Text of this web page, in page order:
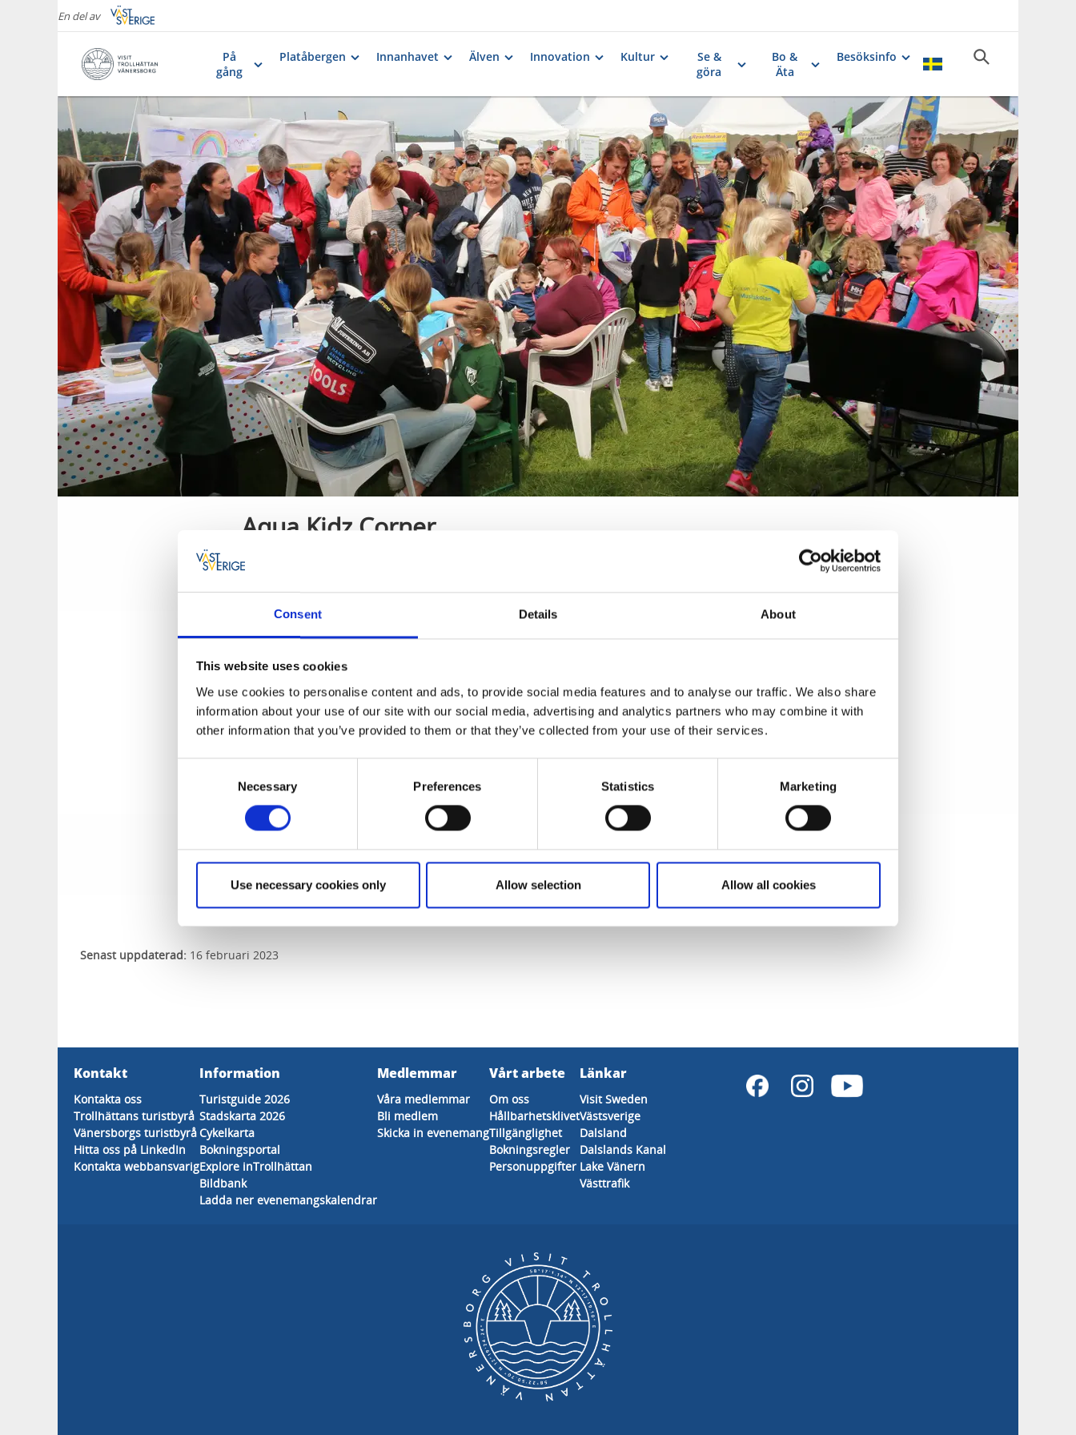
Consent Details About
This website uses cookies
We use cookies to personalise content and ads, to provide social media features and to analyse our traffic. We also share
information about your use of our site with our social media, advertising and analytics partners who may combine it with
other information that you’ve provided to them or that they’ve collected from your use of their services.
Necessary Preferences Statistics Marketing
Use necessary cookies only Allow selection Allow all cookies
En del av
På
gång
Platåbergen Innanhavet Älven Innovation Kultur
Se &
göra
Bo &
Äta
Besöksinfo
Aqua Kidz Corner
Aqua Kidz Corner - festivalens barnhörna med ansiktsmålning, pyssel, sagostunder
och musik. Rita en teckning eller önska dig vilken form du vill på en ballong - ett djur,
en blomma eller kanske en sol? Här är allt gratis!
Program för Aqua Blå 2023 kommer
Tillbaka till Aqua Blå
Senast uppdaterad: 16 februari 2023
Kontakt
Kontakta oss
Trollhättans turistbyrå
Vänersborgs turistbyrå
Hitta oss på LinkedIn
Kontakta webbansvarig
Information
Turistguide 2026
Stadskarta 2026
Cykelkarta
Bokningsportal
Explore inTrollhättan
Bildbank
Ladda ner evenemangskalendrar
Medlemmar
Våra medlemmar
Bli medlem
Skicka in evenemang
Vårt arbete
Om oss
Hållbarhetsklivet
Tillgänglighet
Bokningsregler
Personuppgifter
Länkar
Visit Sweden
Västsverige
Dalsland
Dalslands Kanal
Lake Vänern
Västtrafik